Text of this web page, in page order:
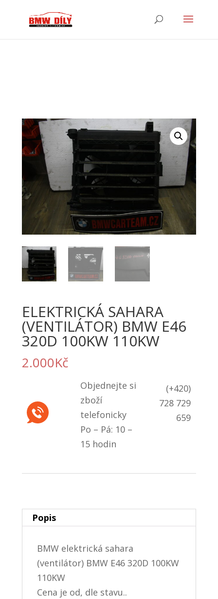
ELEKTRICKÁ SAHARA
(VENTILÁTOR) BMW E46
320D 100KW 110KW
2.000Kč
Objednejte si
zboží
telefonicky
Po – Pá: 10 –
15 hodin
(+420)
728 729
659
Popis
BMW elektrická sahara
(ventilátor) BMW E46 320D 100KW
110KW
Cena je od, dle stavu..